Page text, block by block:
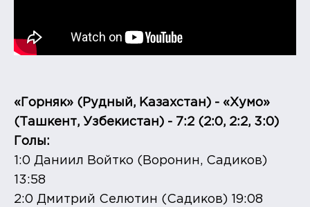
«Горняк» (Рудный, Казахстан) - «Хумо»
(Ташкент, Узбекистан) - 7:2 (2:0, 2:2, 3:0)
Голы:
1:0 Даниил Войтко (Воронин, Садиков)
13:58
2:0 Дмитрий Селютин (Садиков) 19:08